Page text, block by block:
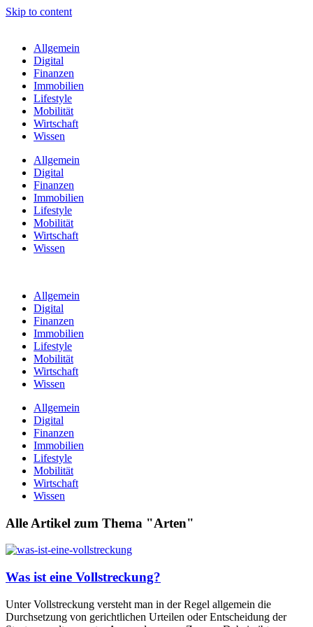
Skip to content
Allgemein
Digital
Finanzen
Immobilien
Lifestyle
Mobilität
Wirtschaft
Wissen
Allgemein
Digital
Finanzen
Immobilien
Lifestyle
Mobilität
Wirtschaft
Wissen
Allgemein
Digital
Finanzen
Immobilien
Lifestyle
Mobilität
Wirtschaft
Wissen
Allgemein
Digital
Finanzen
Immobilien
Lifestyle
Mobilität
Wirtschaft
Wissen
Alle Artikel zum Thema "Arten"
Was ist eine Vollstreckung?
Unter Vollstreckung versteht man in der Regel allgemein die
Durchsetzung von gerichtlichen Urteilen oder Entscheidung der